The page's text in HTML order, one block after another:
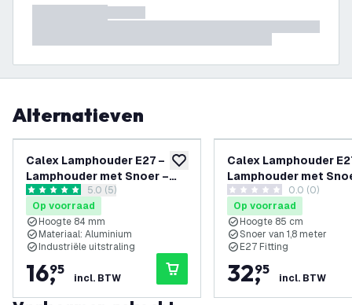
Alternatieven
toevoegen aan verlanglijst
Calex Lamphouder E27 –
Lamphouder met Snoer –
Zwart
reviews drawer openen
5 score sterren5.0 (5)
Op voorraad
Hoogte 84 mm
Materiaal: Aluminium
Industriële uitstraling
16,
95
incl. BTW
Calex Lamphouder
Lamphouder met
Vierkant - Zwart
0 score sterren0.0 (0)
Op voorraad
Hoogte 85 cm
Snoer van 1,8 meter
E27 Fitting
32,
95
incl. BTW